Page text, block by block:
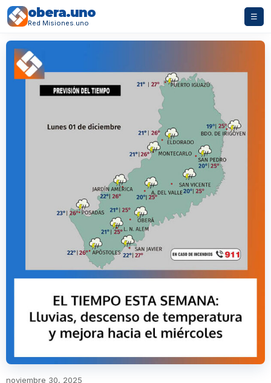
obera.uno
Red Misiones.uno
☰
noviembre 30, 2025